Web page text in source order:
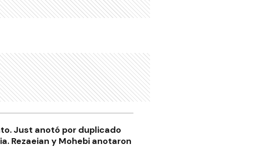
Just anotó por duplicado
Rezaeian y Mohebi anotaron